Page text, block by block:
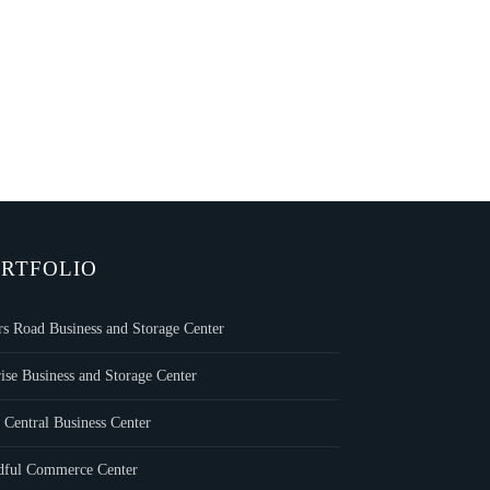
Road Business and Storage Center
Business and Storage Center
Central Business Center
Commerce Center